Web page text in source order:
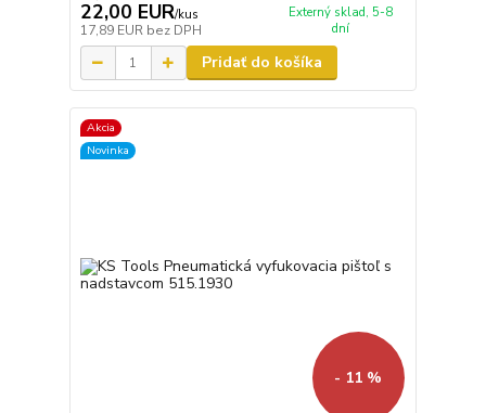
22,00 EUR/kus
17,89 EUR bez DPH
Externý sklad, 5-8
dní
Pridať do košíka
Akcia
Novinka
- 11 %